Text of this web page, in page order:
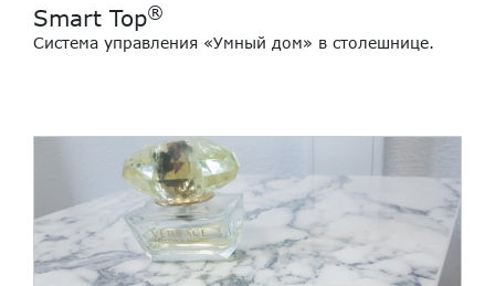
Smart Top®
Cистема управления «Умный дом» в столешнице.